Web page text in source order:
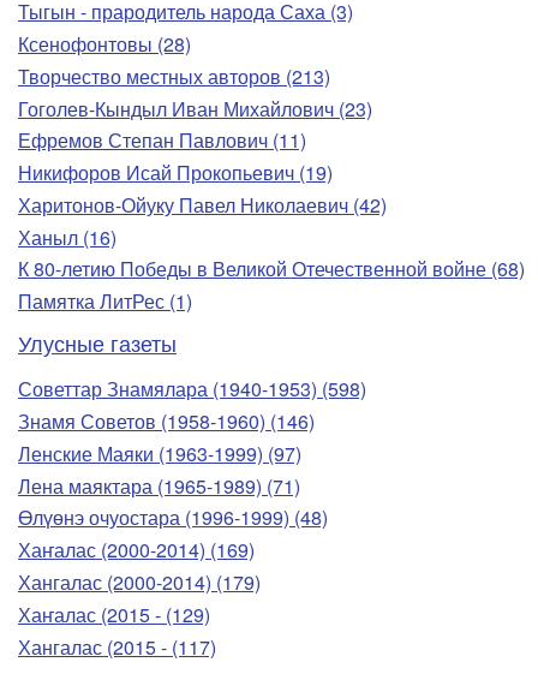
Тыгын - прародитель народа Саха (3)
Ксенофонтовы (28)
Творчество местных авторов (213)
Гоголев-Кындыл Иван Михайлович (23)
Ефремов Степан Павлович (11)
Никифоров Исай Прокопьевич (19)
Харитонов-Ойуку Павел Николаевич (42)
Ханыл (16)
К 80-летию Победы в Великой Отечественной войне (68)
Памятка ЛитРес (1)
Улусные газеты
Советтар Знамялара (1940-1953) (598)
Знамя Советов (1958-1960) (146)
Ленские Маяки (1963-1999) (97)
Лена маяктара (1965-1989) (71)
Өлүөнэ очуостара (1996-1999) (48)
Хаҥалас (2000-2014) (169)
Хангалас (2000-2014) (179)
Хаҥалас (2015 - (129)
Хангалас (2015 - (117)